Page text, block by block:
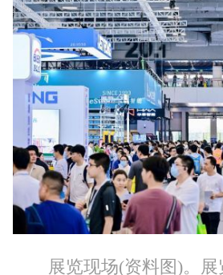
展览现场(资料图)。